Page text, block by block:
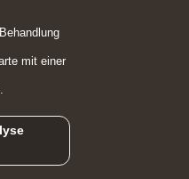
mit einer